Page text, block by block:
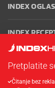
INDEX
INDEX
Oglašavanje
Pretplatite
Čitanje bez